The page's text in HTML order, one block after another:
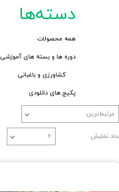
دسته‌ها
همه محصولات
دوره ها و بسته های آموزشی
کشاورزی و باغبانی
پکیج های دانلودی
مرتبط‌ترین
نمایش ۶